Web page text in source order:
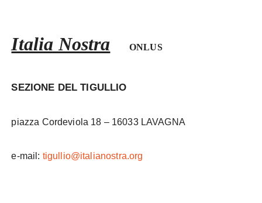
Italia Nostra ONLUS
SEZIONE DEL TIGULLIO
piazza Cordeviola 18 – 16033 LAVAGNA
e-mail: tigullio@italianostra.org